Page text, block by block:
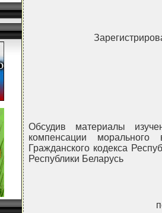
Обсудив материалы
компенсации
Гражданского кодекса
Республики Беларусь